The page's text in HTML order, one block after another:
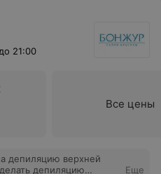
21:00
Все цены
депиляцию верхней
депиляцию
Еще